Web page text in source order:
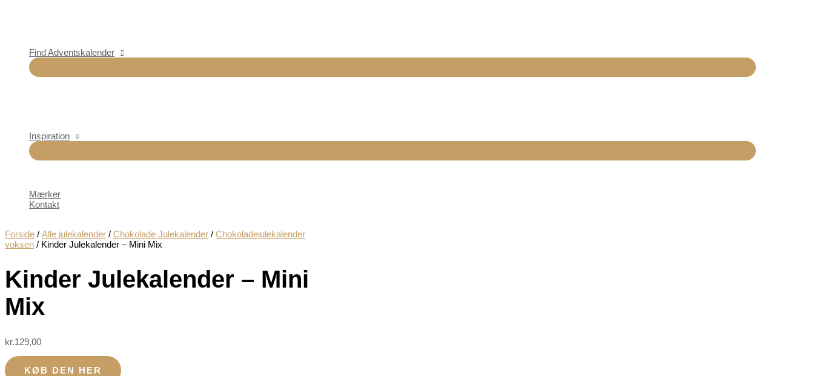
Find Adventskalender
Inspiration
Mærker
Kontakt
Forside / Alle julekalender / Chokolade Julekalender / Chokoladejulekalender
voksen / Kinder Julekalender – Mini Mix
Kinder Julekalender – Mini
Mix
kr.129,00
KØB DEN HER